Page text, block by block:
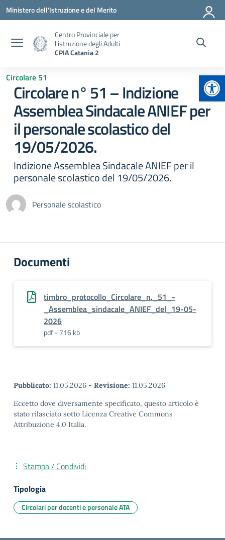
Vai ai contenuti
Vai al menu di navigazione
Vai al footer
Ministero dell'Istruzione e del Merito
Centro Provinciale per
l'istruzione degli Adulti
CPIA Catania 2
Circolare 51
Circolare n° 51 – Indizione
Assemblea Sindacale ANIEF per
il personale scolastico del
19/05/2026.
Indizione Assemblea Sindacale ANIEF per il
personale scolastico del 19/05/2026.
Personale scolastico
Documenti
timbro_protocollo_Circolare_n._51_-
_Assemblea_sindacale_ANIEF_del_19-05-
2026
pdf - 716 kb
Pubblicato: 11.05.2026 - Revisione: 11.05.2026
Eccetto dove diversamente specificato, questo articolo è
stato rilasciato sotto Licenza Creative Commons
Attribuzione 4.0 Italia.
Stampa / Condividi
Tipologia
Circolari per docenti e personale ATA